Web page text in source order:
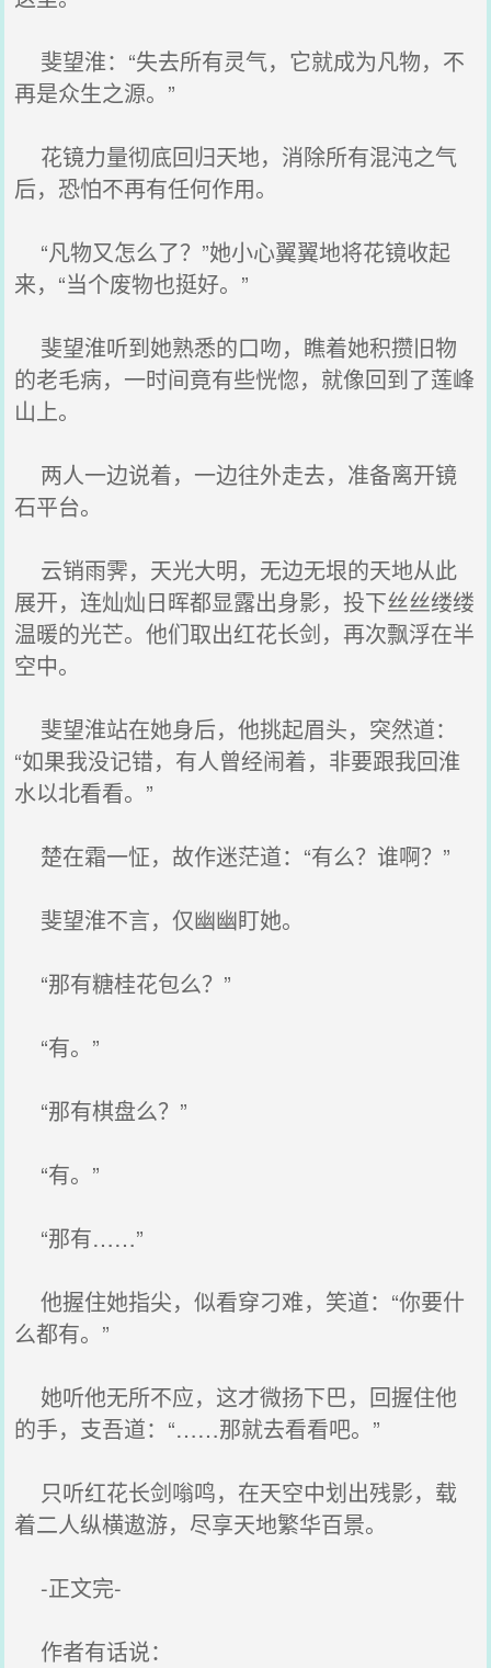
斐望淮：“失去所有灵气，它就成为凡物，不
再是众生之源。”
花镜力量彻底回归天地，消除所有混沌之气
后，恐怕不再有任何作用。
“凡物又怎么了？”她小心翼翼地将花镜收起
来，“当个废物也挺好。”
斐望淮听到她熟悉的口吻，瞧着她积攒旧物
的老毛病，一时间竟有些恍惚，就像回到了莲峰
山上。
两人一边说着，一边往外走去，准备离开镜
石平台。
云销雨霁，天光大明，无边无垠的天地从此
展开，连灿灿日晖都显露出身影，投下丝丝缕缕
温暖的光芒。他们取出红花长剑，再次飘浮在半
空中。
斐望淮站在她身后，他挑起眉头，突然道：
“如果我没记错，有人曾经闹着，非要跟我回淮
水以北看看。”
楚在霜一怔，故作迷茫道：“有么？谁啊？”
斐望淮不言，仅幽幽盯她。
“那有糖桂花包么？”
“有。”
“那有棋盘么？”
“有。”
“那有……”
他握住她指尖，似看穿刁难，笑道：“你要什
么都有。”
她听他无所不应，这才微扬下巴，回握住他
的手，支吾道：“……那就去看看吧。”
只听红花长剑嗡鸣，在天空中划出残影，载
着二人纵横遨游，尽享天地繁华百景。
-正文完-
作者有话说：